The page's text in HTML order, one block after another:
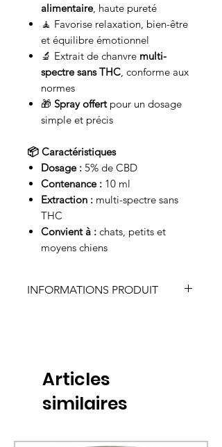
alimentaire, haute pureté
🧘 Favorise relaxation, bien-être
et équilibre émotionnel
🔬 Extrait de chanvre multi-
spectre sans THC , conforme aux
normes
🎁 Spray offertpour un dosage
simple et précis
📦 Caractéristiques
Dosage : 5% de CBD
Contenance : 10 ml
Extraction : multi-spectre sans
THC
Convient à : chats, petits et
moyens chiens
INFORMATIONS PRODUIT
5,7 % acide alpha-linolénique
14,0 % acide gras omega-3
Articles
similaires